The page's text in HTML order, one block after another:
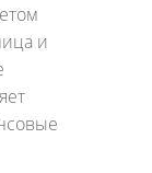
и